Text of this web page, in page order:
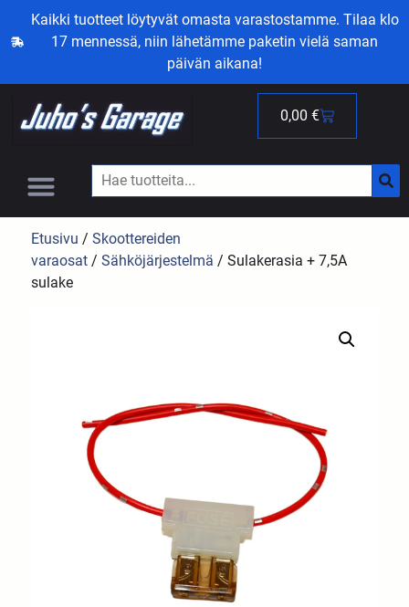
Kaikki tuotteet löytyvät omasta varastostamme. Tilaa klo
17 mennessä, niin lähetämme paketin vielä saman
päivän aikana!
0,00 €
Etusivu /Skoottereiden
varaosat /Sähköjärjestelmä / Sulakerasia + 7,5A
sulake